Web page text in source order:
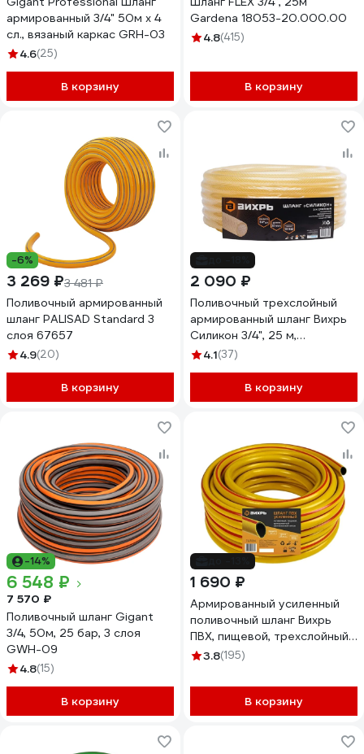
армированный 3/4" 50м х 4
сл., вязаный каркас GRH-03
4.6(25)
В корзину
Gardena 18053-20.000.00
4.8(415)
В корзину
-6%
3 269 ₽3 481 ₽
Поливочный армированный
шланг PALISAD Standard 3
слоя 67657
4.9(20)
В корзину
2 090 ₽
Поливочный трехслойный
армированный шланг Вихрь
Силикон 3/4", 25 м,
прозрачный 73/7/2/30
4.1(37)
В корзину
-14%
6 548 ₽
7 570 ₽
Поливочный шланг Gigant
3/4, 50м, 25 бар, 3 слоя
GWH-09
4.8(15)
В корзину
1 690 ₽
Армированный усиленный
поливочный шланг Вихрь
ПВХ, пищевой, трехслойный,
3/4", 25 м, жёлтый 73/7/2/4
3.8(195)
В корзину